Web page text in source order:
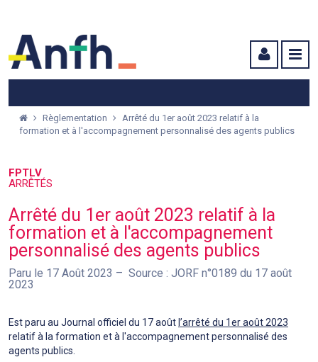
Règlementation
Arrêté du 1er août 2023 relatif à la
formation et à l'accompagnement personnalisé des agents publics
FPTLV
ARRÊTÉS
Arrêté du 1er août 2023 relatif à la
formation et à l'accompagnement
personnalisé des agents publics
Paru le 17 Août 2023
Source : JORF n°0189 du 17 août
2023
Est paru au Journal officiel du 17 août l’arrêté du 1er août 2023
relatif à la formation et à l'accompagnement personnalisé des
agents publics.